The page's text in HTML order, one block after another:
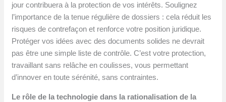
jour contribuera à la protection de vos intérêts. Soulignez
l’importance de la tenue régulière de dossiers : cela réduit les
risques de contrefaçon et renforce votre position juridique.
Protéger vos idées avec des documents solides ne devrait
pas être une simple liste de contrôle. C’est votre protection,
travaillant sans relâche en coulisses, vous permettant
d’innover en toute sérénité, sans contraintes.
Le rôle de la technologie dans la rationalisation de la